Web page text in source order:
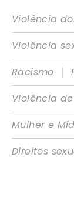
Violência
Violência
Racismo
|
Violência
Mulher e
Direitos